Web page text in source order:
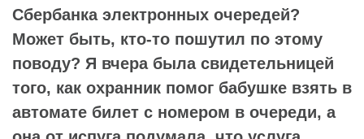
Сбербанка электронных очередей?
Может быть, кто-то пошутил по этому
поводу? Я вчера была свидетельницей
того, как охранник помог бабушке взять в
автомате билет с номером в очереди, а